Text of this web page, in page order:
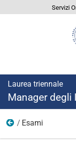
Servizi
Laurea triennale
Manager degli
Didattica
Esami